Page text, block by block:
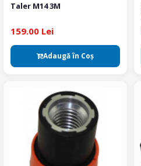
Taler M14 3M
159.00 Lei
Adaugă în Coş